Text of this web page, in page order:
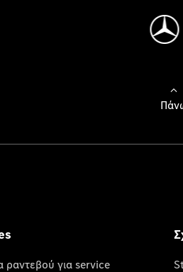
ραντεβού για service